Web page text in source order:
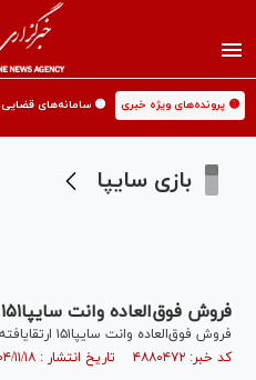
🟡 پرونده‌های ویژه خبری 🟡 سامانه‌های قضایی
بازی سایپا
فروش فوق‌العاده وانت سایپا۱۵۱ ارتقایافته از فردا
فروش فوق‌العاده وانت سایپا۱۵۱ ارتقایافته (GX) از فردا آغاز می‌شود.
کد خبر: ۴۸۸۰۴۷۲ تاریخ انتشار : ۱۴۰۴/۱۱/۱۸